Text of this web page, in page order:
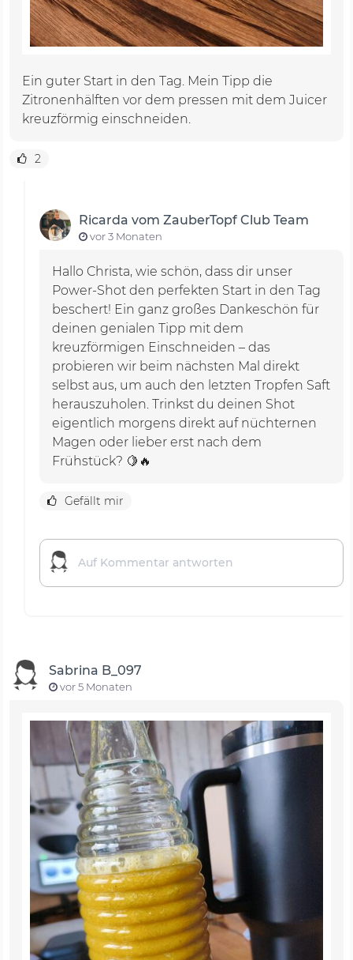
Ein guter Start in den Tag. Mein Tipp die
Zitronenhälften vor dem pressen mit dem Juicer
kreuzförmig einschneiden.
2
Ricarda vom ZauberTopf Club Team
vor 3 Monaten
Hallo Christa, wie schön, dass dir unser
Power-Shot den perfekten Start in den Tag
beschert! Ein ganz großes Dankeschön für
deinen genialen Tipp mit dem
kreuzförmigen Einschneiden – das
probieren wir beim nächsten Mal direkt
selbst aus, um auch den letzten Tropfen Saft
herauszuholen. Trinkst du deinen Shot
eigentlich morgens direkt auf nüchternen
Magen oder lieber erst nach dem
Frühstück? 🍋🔥
Gefällt mir
Sabrina B_097
vor 5 Monaten